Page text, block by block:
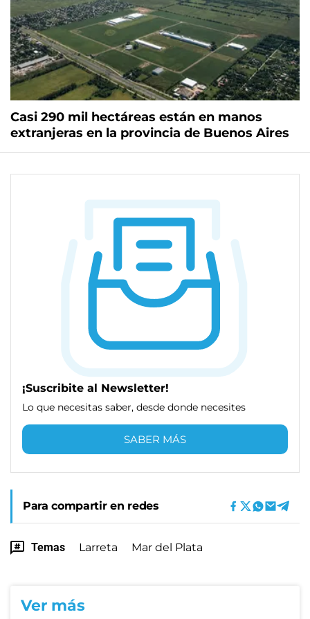
Casi 290 mil hectáreas están en manos
extranjeras en la provincia de Buenos Aires
¡Suscribite al Newsletter!
Lo que necesitas saber, desde donde necesites
SABER MÁS
Para compartir en redes
Temas Larreta Mar del Plata
Ver más